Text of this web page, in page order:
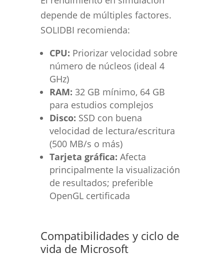
depende de múltiples factores.
SOLIDBI recomienda:
CPU: Priorizar velocidad sobre
número de núcleos (ideal 4
GHz)
RAM: 32 GB mínimo, 64 GB
para estudios complejos
Disco: SSD con buena
velocidad de lectura/escritura
(500 MB/s o más)
Tarjeta gráfica: Afecta
principalmente la visualización
de resultados; preferible
OpenGL certificada
Compatibilidades y ciclo de
vida de Microsoft